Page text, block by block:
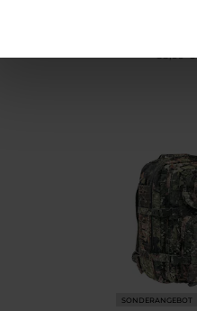
55,99 €
SONDERANGEBOT